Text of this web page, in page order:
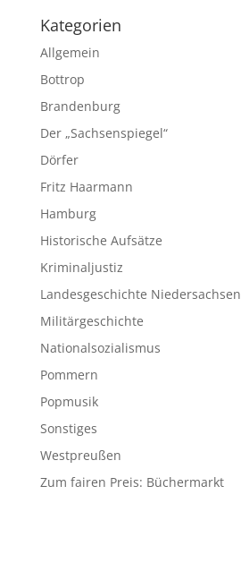
Kategorien
Allgemein
Bottrop
Brandenburg
Der „Sachsenspiegel“
Dörfer
Fritz Haarmann
Hamburg
Historische Aufsätze
Kriminaljustiz
Landesgeschichte Niedersachsen
Militärgeschichte
Nationalsozialismus
Pommern
Popmusik
Sonstiges
Westpreußen
Zum fairen Preis: Büchermarkt